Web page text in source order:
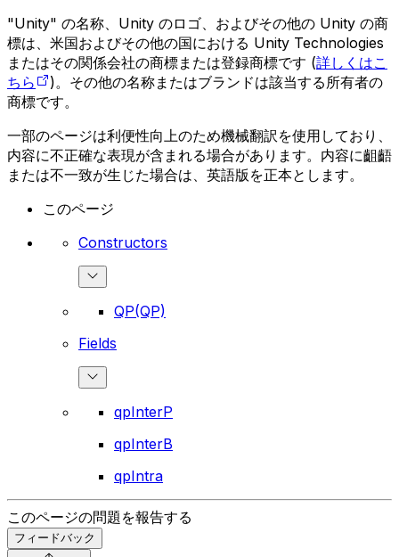
"Unity" の名称、Unity のロゴ、およびその他の Unity の商
標は、米国およびその他の国における Unity Technologies
またはその関係会社の商標または登録商標です (詳しくはこ
ちら
)。その他の名称またはブランドは該当する所有者の
商標です。
一部のページは利便性向上のため機械翻訳を使用しており、
内容に不正確な表現が含まれる場合があります。内容に齟齬
または不一致が生じた場合は、英語版を正本とします。
このページ
Constructors
QP(QP)
Fields
qpInterP
qpInterB
qpIntra
このページの問題を報告する
フィードバック